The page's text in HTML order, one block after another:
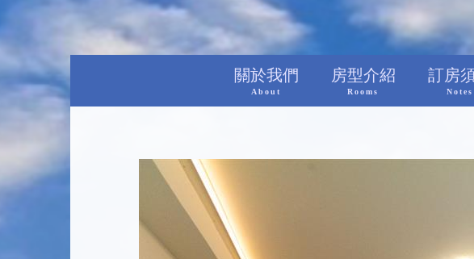
關於我們
About
房型介紹
Rooms
訂房
Notes